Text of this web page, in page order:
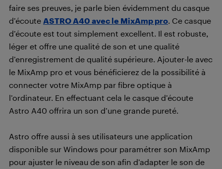
faire ses preuves, je parle bien évidemment du casque
d’écoute ASTRO A40 avec le MixAmp pro . Ce casque
d’écoute est tout simplement excellent. Il est robuste,
léger et offre une qualité de son et une qualité
d’enregistrement de qualité supérieure. Ajouter-le avec
le MixAmp pro et vous bénéficierez de la possibilité à
connecter votre MixAmp par fibre optique à
l’ordinateur. En effectuant cela le casque d’écoute
Astro A40 offrira un son d’une grande pureté.
Astro offre aussi à ses utilisateurs une application
disponible sur Windows pour paramétrer son MixAmp
pour ajuster le niveau de son afin d’adapter le son de